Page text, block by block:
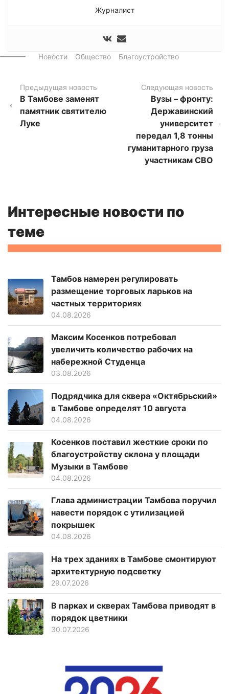
Журналист
Новости Общество Благоустройство
Предыдущая новость
В Тамбове заменят
памятник святителю
Луке
Следующая новость
Вузы – фронту:
Державинский
университет
передал 1,8 тонны
гуманитарного груза
участникам СВО
Интересные новости по
теме
Тамбов намерен регулировать
размещение торговых ларьков на
частных территориях
04.08.2026
Максим Косенков потребовал
увеличить количество рабочих на
набережной Студенца
03.08.2026
Подрядчика для сквера «Октябрьский»
в Тамбове определят 10 августа
04.08.2026
Косенков поставил жесткие сроки по
благоустройству склона у площади
Музыки в Тамбове
04.08.2026
Глава администрации Тамбова поручил
навести порядок с утилизацией
покрышек
04.08.2026
На трех зданиях в Тамбове смонтируют
архитектурную подсветку
29.07.2026
В парках и скверах Тамбова приводят в
порядок цветники
30.07.2026